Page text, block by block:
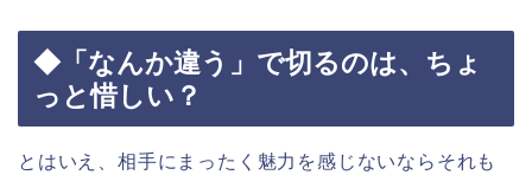
◆「なんか違う」で切るのは、ちょ
っと惜しい？
とはいえ、相手にまったく魅力を感じないならそれも